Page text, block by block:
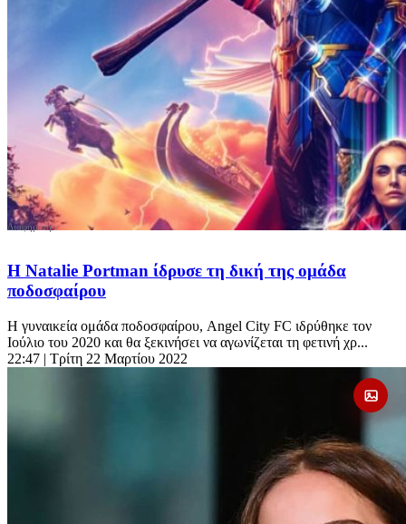
Η Natalie Portman ίδρυσε τη δική της ομάδα
ποδοσφαίρου
Η γυναικεία ομάδα ποδοσφαίρου, Angel City FC ιδρύθηκε τον
Ιούλιο του 2020 και θα ξεκινήσει να αγωνίζεται τη φετινή χρ...
22:47 | Τρίτη 22 Μαρτίου 2022